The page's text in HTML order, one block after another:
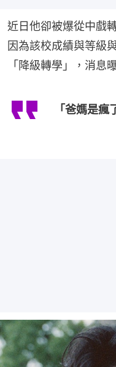
近日他卻被爆從中戲
因為該校成績與等級
「降級轉學」，消息
「爸媽是瘋